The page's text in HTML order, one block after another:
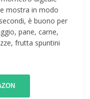
mostra in modo
è buono per
pane, carne,
frutta spuntini